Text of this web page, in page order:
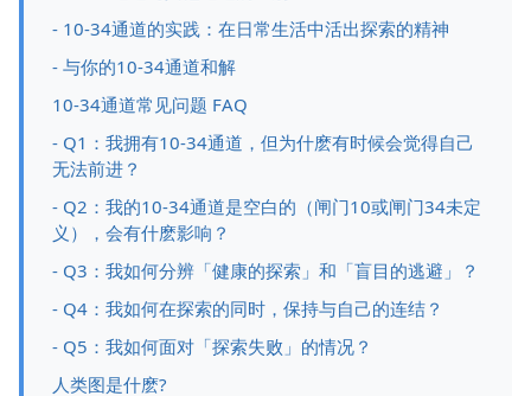
- 10-34通道的实践：在日常生活中活出探索的精神
- 与你的10-34通道和解
10-34通道常见问题 FAQ
- Q1：我拥有10-34通道，但为什麽有时候会觉得自己
无法前进？
- Q2：我的10-34通道是空白的（闸门10或闸门34未定
义），会有什麽影响？
- Q3：我如何分辨「健康的探索」和「盲目的逃避」？
- Q4：我如何在探索的同时，保持与自己的连结？
- Q5：我如何面对「探索失败」的情况？
人类图是什麽?